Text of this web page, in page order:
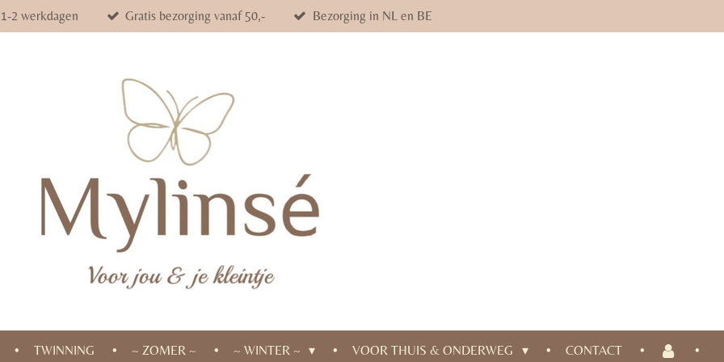
2 werkdagen Gratis bezorging vanaf 50,- Bezorging in NL en BE
TWINNING ~ ZOMER ~ ~ WINTER ~ VOOR THUIS & ONDERWEG CONTACT